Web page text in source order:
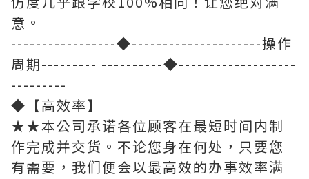
意。
-----------------◆---------------------操作
周期--------- ----------◆-------------------
---------
◆【高效率】
★★本公司承诺各位顾客在最短时间内制
作完成并交货。不论您身在何处，只要您
有需要，我们便会以最高效的办事效率满